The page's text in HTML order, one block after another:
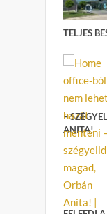
TELJES
–
ANITA!